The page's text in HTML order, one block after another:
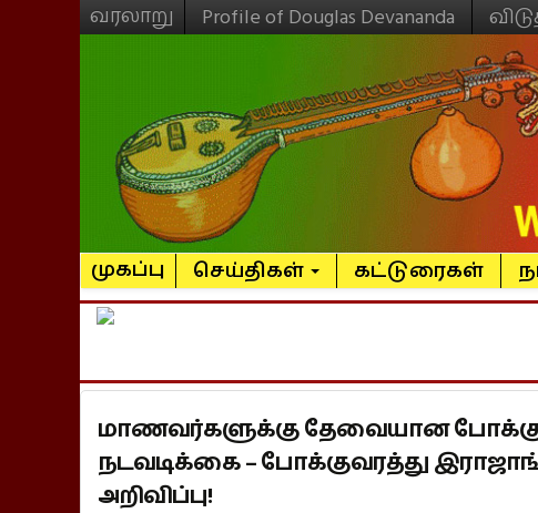
வரலாறு Profile of Douglas Devananda
முகப்பு செய்திகள் கட்டுரைகள்
மாணவர்களுக்கு தேவையான
நடவடிக்கை – போக்குவரத்து
அறிவிப்பு!